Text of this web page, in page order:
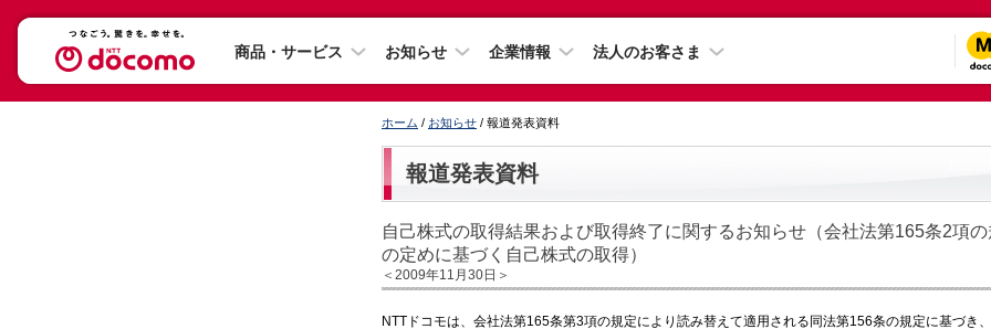
商品・サービス お知らせ 企業情報 法人のお客さま
ホーム / お知らせ / 報道発表資料
報道発表資料
自己株式の取得結果および取得終了に関するお知らせ（会社法第165条2項
の定めに基づく自己株式の取得）
＜2009年11月30日＞
NTTドコモは、会社法第165条第3項の規定により読み替えて適用される同法第156条の規定に基づき